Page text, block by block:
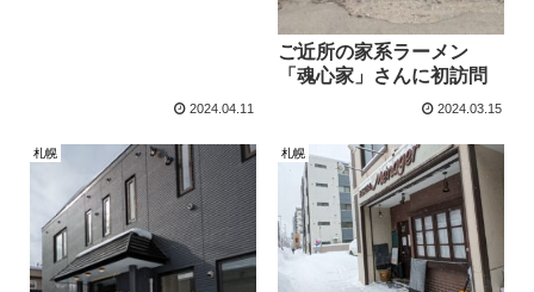
2024.04.11
ご近所の家系ラーメン
「魂心家」さんに初訪問
2024.03.15
札幌 札幌